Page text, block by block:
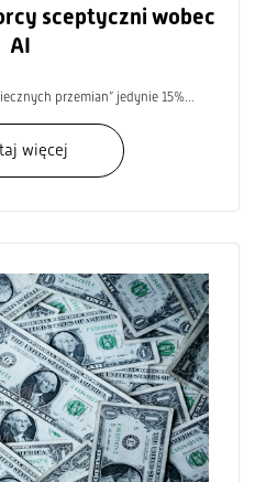
sceptyczni wobec
AI
przemian” jedynie 15%...
więcej